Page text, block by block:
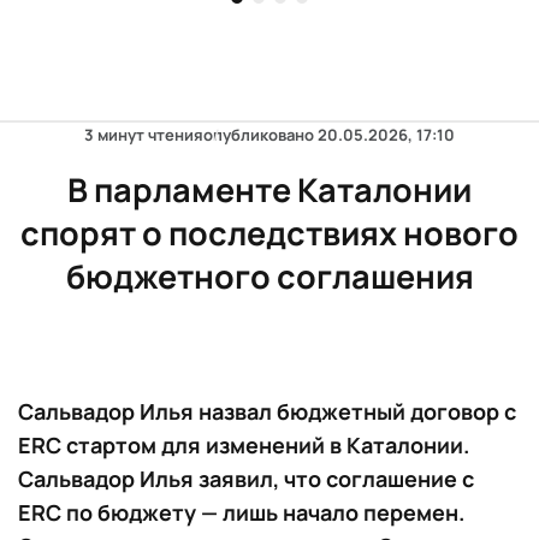
3 минут чтенияопубликовано20.05.2026, 17:10
В парламенте Каталонии
спорят о последствиях нового
бюджетного соглашения
Сальвадор Илья назвал бюджетный договор с
ERC стартом для изменений в Каталонии.
Сальвадор Илья заявил, что соглашение с
ERC по бюджету — лишь начало перемен.